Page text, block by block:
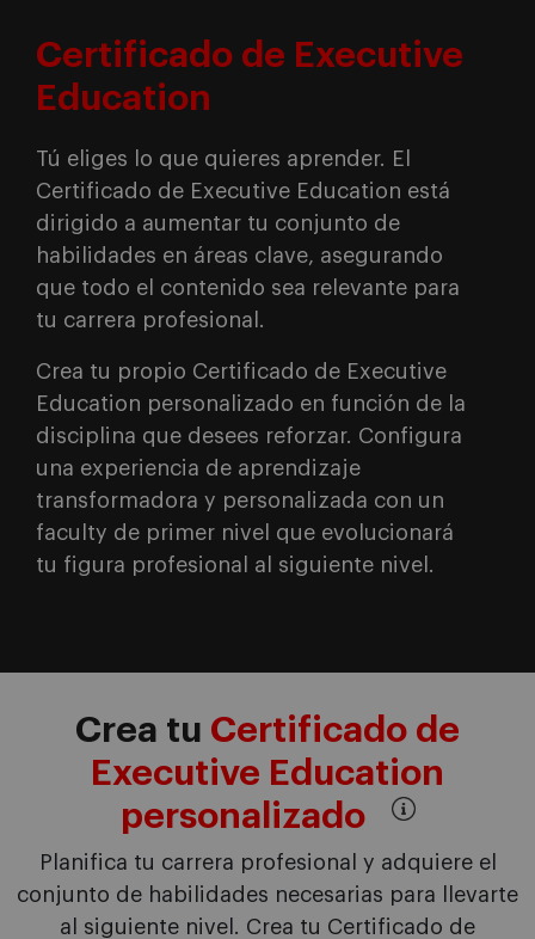
Certificado de Executive
Education
Tú eliges lo que quieres aprender. El
Certificado de Executive Education está
dirigido a aumentar tu conjunto de
habilidades en áreas clave, asegurando
que todo el contenido sea relevante para
tu carrera profesional.
Crea tu propio Certificado de Executive
Education personalizado en función de la
disciplina que desees reforzar. Configura
una experiencia de aprendizaje
transformadora y personalizada con un
faculty de primer nivel que evolucionará
tu figura profesional al siguiente nivel.
Crea tu Certificado de
Executive Education
personalizado
Planifica tu carrera profesional y adquiere el
conjunto de habilidades necesarias para llevarte
al siguiente nivel. Crea tu Certificado de